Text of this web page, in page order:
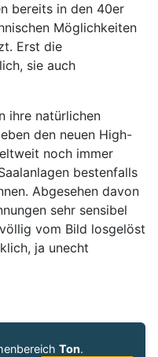
bereits in den 40er
Möglichkeiten
Erst die
sie auch
ihre natürlichen
den neuen High-
noch immer
bestenfalls
Abgesehen davon
sehr sensibel
vom Bild losgelöst
ja unecht
Ton.